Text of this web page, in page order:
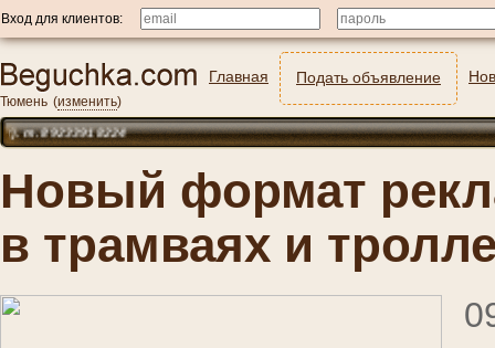
Вход для клиентов:
Тюмень (изменить)
Главная Подать объявление
Новый формат
в трамваях и